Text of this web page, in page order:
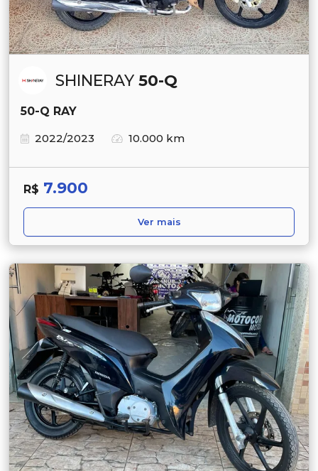
SHINERAY 50-Q
50-Q RAY
2022/2023
10.000 km
R$ 7.900
Ver mais